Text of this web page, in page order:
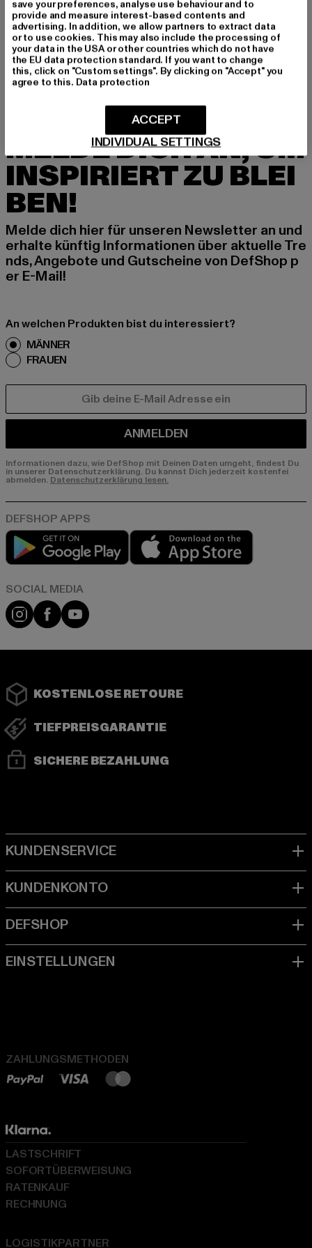
THUG LIFE
Next
20,99 EUR
Derzeitiger Preis: 20,99 EUR
34,99 EURAktionspreis: 34,99 EUR
THUG LIFE
Mosch
34,19 EUR
Derzeitiger Preis: 34,19 EUR
44,99 EURAktionspreis:
MELDE DICH AN, UM
INSPIRIERT ZU BLEI
BEN!
Melde dich hier für unseren Newsletter an und
erhalte künftig Informationen über aktuelle Tre
nds, Angebote und Gutscheine von DefShop p
er E-Mail!
An welchen Produkten bist du interessiert?
MÄNNER
FRAUEN
ANMELDEN
Informationen dazu, wie DefShop mit Deinen Daten umgeht, findest Du
in unserer Datenschutzerklärung. Du kannst Dich jederzeit kostenfei
abmelden. Datenschutzerklärung lesen.
Play market
Instagram
FacebookYouTube
KOSTENLOSE RETOURE
TIEFPREISGARANTIE
SICHERE BEZAHLUNG
ZAHLUNGSMETHODEN
LOGISTIKPARTNER
LASTSCHRIFT
SOFORTÜBERWEISUNG
RATENKAUF
RECHNUNG
save your preferences, analyse use behaviour and to
provide and measure interest-based contents and
advertising. In addition, we allow partners to extract data
or to use cookies. This may also include the processing of
your data in the USA or other countries which do not have
the EU data protection standard. If you want to change
this, click on "Custom settings". By clicking on "Accept" you
agree to this. Data protection
INDIVIDUAL SETTINGS
ACCEPT